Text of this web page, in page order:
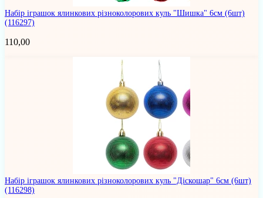
Набір іграшок ялинкових різноколорових куль "Шишка" 6см (6шт)
(116297)
110,00
Набір іграшок ялинкових різноколорових куль "Діскошар" 6см (6шт)
(116298)